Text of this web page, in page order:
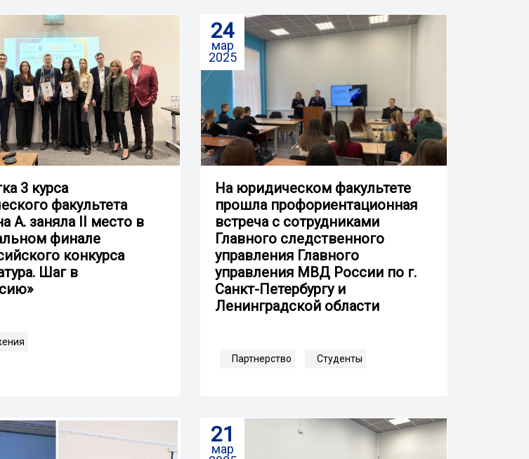
3 курса
факультета
А. заняла II место в
финале
конкурса
Шаг в
24
мар
2025
На юридическом факультете
прошла профориентационная
встреча с сотрудниками
Главного следственного
управления Главного
управления МВД России по г.
Санкт-Петербургу и
Ленинградской области
Партнерство Студенты
21
мар